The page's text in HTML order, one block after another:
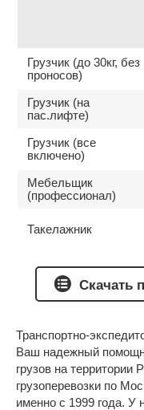
Грузчик (до 30кг, без
проносов)
Грузчик (на
пас.лифте)
Грузчик (все
включено)
Мебельщик
(профессионал)
Такелажник
Скачать
Транспортно-
Ваш надежный
грузов на
грузоперевозки по
именно с 1999 года. У